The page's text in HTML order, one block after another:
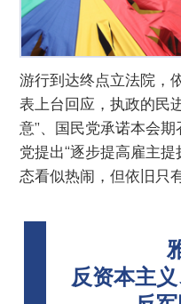
游行到达终点立法院，
表上台回应，执政的民
意”、国民党承诺本会
党提出“逐步提高雇主
态看似热闹，但依旧只
反资本主义